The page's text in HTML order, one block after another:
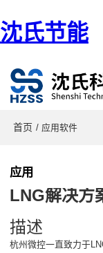
沈氏节能
首页 / 应用软件
应用
LNG解决方
描述
杭州微控一直致力于